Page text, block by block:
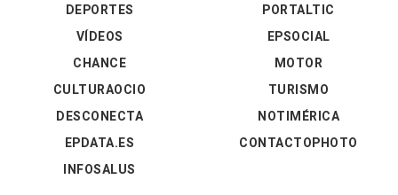
DEPORTES
VÍDEOS
PORTALTIC
EPSOCIAL
CHANCE
CULTURAOCIO
DESCONECTA
EPDATA.ES
INFOSALUS
MOTOR
TURISMO
NOTIMÉRICA
CONTACTOPHOTO